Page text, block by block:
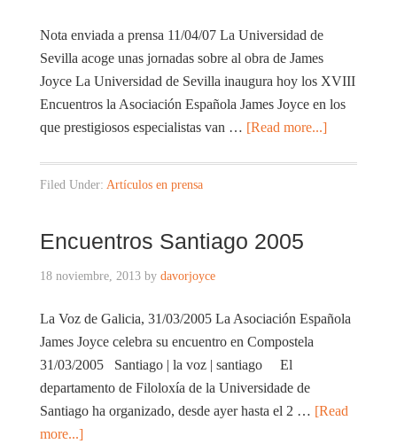
Nota enviada a prensa 11/04/07 La Universidad de
Sevilla acoge unas jornadas sobre al obra de James
Joyce La Universidad de Sevilla inaugura hoy los XVIII
Encuentros la Asociación Española James Joyce en los
que prestigiosos especialistas van … [Read more...]
Filed Under: Artículos en prensa
Encuentros Santiago 2005
18 noviembre, 2013by davorjoyce
La Voz de Galicia, 31/03/2005 La Asociación Española
James Joyce celebra su encuentro en Compostela
31/03/2005 Santiago | la voz | santiago El
departamento de Filoloxía de la Universidade de
Santiago ha organizado, desde ayer hasta el 2 … [Read
more...]